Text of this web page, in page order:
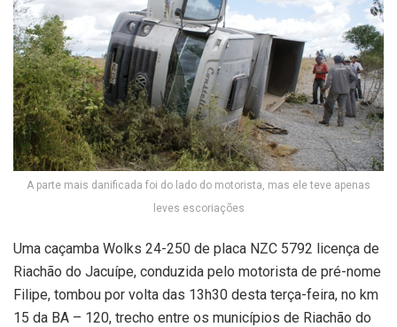
A parte mais danificada foi do lado do motorista, mas ele teve apenas
leves escoriações
Uma caçamba Wolks 24-250 de placa NZC 5792 licença de
Riachão do Jacuípe, conduzida pelo motorista de pré-nome
Filipe, tombou por volta das 13h30 desta terça-feira, no km
15 da BA – 120, trecho entre os municípios de Riachão do